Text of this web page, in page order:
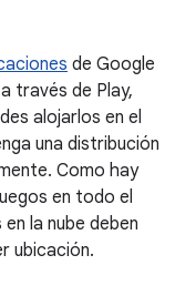
de Google
través de Play,
alojarlos en el
una distribución
Como hay
en todo el
la nube deben
ubicación.